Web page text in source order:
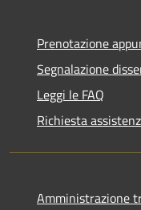
Prenotazione
Segnalazione
Leggi le FAQ
Richiesta
Amministrazione